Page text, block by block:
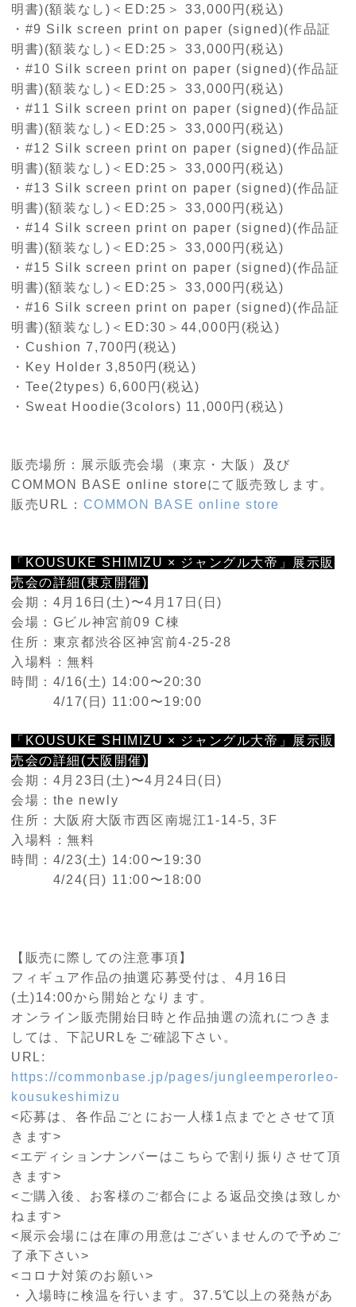
明書)(額装なし)＜ED:25＞ 33,000円(税込)
・#9 Silk screen print on paper (signed)(作品証
明書)(額装なし)＜ED:25＞ 33,000円(税込)
・#10 Silk screen print on paper (signed)(作品証
明書)(額装なし)＜ED:25＞ 33,000円(税込)
・#11 Silk screen print on paper (signed)(作品証
明書)(額装なし)＜ED:25＞ 33,000円(税込)
・#12 Silk screen print on paper (signed)(作品証
明書)(額装なし)＜ED:25＞ 33,000円(税込)
・#13 Silk screen print on paper (signed)(作品証
明書)(額装なし)＜ED:25＞ 33,000円(税込)
・#14 Silk screen print on paper (signed)(作品証
明書)(額装なし)＜ED:25＞ 33,000円(税込)
・#15 Silk screen print on paper (signed)(作品証
明書)(額装なし)＜ED:25＞ 33,000円(税込)
・#16 Silk screen print on paper (signed)(作品証
明書)(額装なし)＜ED:30＞44,000円(税込)
・Cushion 7,700円(税込)
・Key Holder 3,850円(税込)
・Tee(2types) 6,600円(税込)
・Sweat Hoodie(3colors) 11,000円(税込)
販売場所：展示販売会場（東京・大阪）及び
COMMON BASE online storeにて販売致します。
販売URL： COMMON BASE online store
「KOUSUKE SHIMIZU × ジャングル大帝」展示販
売会の詳細(東京開催)
会期：4月16日(土)〜4月17日(日)
会場：Gビル神宮前09 C棟
住所：東京都渋谷区神宮前4-25-28
入場料：無料
時間：4/16(土) 14:00〜20:30
4/17(日) 11:00〜19:00
「KOUSUKE SHIMIZU × ジャングル大帝」展示販
売会の詳細(大阪開催)
会期：4月23日(土)〜4月24日(日)
会場：the newly
住所：大阪府大阪市西区南堀江1-14-5, 3F
入場料：無料
時間：4/23(土) 14:00〜19:30
4/24(日) 11:00〜18:00
【販売に際しての注意事項】
フィギュア作品の抽選応募受付は、4月16日
(土)14:00から開始となります。
オンライン販売開始日時と作品抽選の流れにつきま
しては、下記URLをご確認下さい。
URL:
https://commonbase.jp/pages/jungleemperorleo-
kousukeshimizu
<応募は、各作品ごとにお一人様1点までとさせて頂
きます>
<エディションナンバーはこちらで割り振りさせて頂
きます>
<ご購入後、お客様のご都合による返品交換は致しか
ねます>
<展示会場には在庫の用意はございませんので予めご
了承下さい>
<コロナ対策のお願い>
・入場時に検温を行います。37.5℃以上の発熱があ